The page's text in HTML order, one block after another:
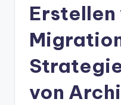
m
Erstellen
von